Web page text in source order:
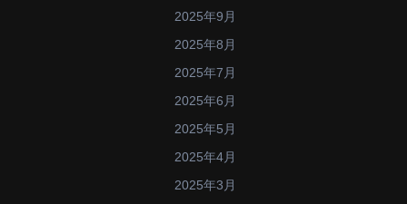
2025年9月
2025年8月
2025年7月
2025年6月
2025年5月
2025年4月
2025年3月